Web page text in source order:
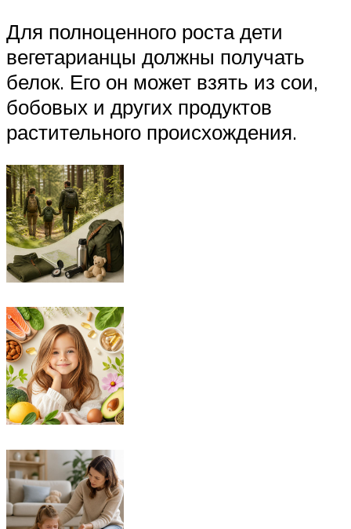
Для полноценного роста дети
вегетарианцы должны получать
белок. Его он может взять из сои,
бобовых и других продуктов
растительного происхождения.